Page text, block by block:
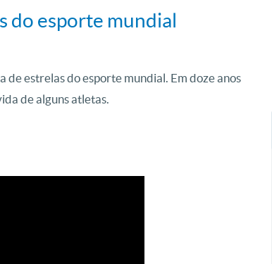
do esporte mundial
de estrelas do esporte mundial. Em doze anos
de alguns atletas.